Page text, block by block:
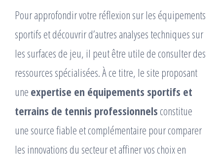
Pour approfondir votre réflexion sur les équipements
sportifs et découvrir d’autres analyses techniques sur
les surfaces de jeu, il peut être utile de consulter des
ressources spécialisées. À ce titre, le site proposant
une expertise en équipements sportifs et
terrains de tennis professionnels constitue
une source fiable et complémentaire pour comparer
les innovations du secteur et affiner vos choix en